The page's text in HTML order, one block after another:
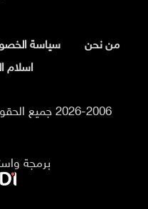
من نحن سياسة
اسلام
2026-2006 جميع الحقوق محفوظة لموقع السوسنة
برمجة